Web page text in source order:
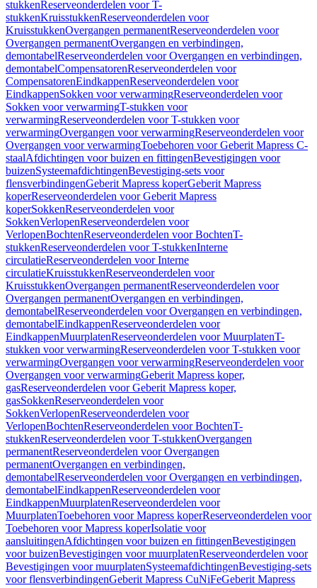
stukkenReserveonderdelen voor T-
stukkenKruisstukkenReserveonderdelen voor
KruisstukkenOvergangen permanentReserveonderdelen voor
Overgangen permanentOvergangen en verbindingen,
demontabelReserveonderdelen voor Overgangen en verbindingen,
demontabelCompensatorenReserveonderdelen voor
CompensatorenEindkappenReserveonderdelen voor
EindkappenSokken voor verwarmingReserveonderdelen voor
Sokken voor verwarmingT-stukken voor
verwarmingReserveonderdelen voor T-stukken voor
verwarmingOvergangen voor verwarmingReserveonderdelen voor
Overgangen voor verwarmingToebehoren voor Geberit Mapress C-
staalAfdichtingen voor buizen en fittingenBevestigingen voor
buizenSysteemafdichtingenBevestiging-sets voor
flensverbindingenGeberit Mapress koperGeberit Mapress
koperReserveonderdelen voor Geberit Mapress
koperSokkenReserveonderdelen voor
SokkenVerlopenReserveonderdelen voor
VerlopenBochtenReserveonderdelen voor BochtenT-
stukkenReserveonderdelen voor T-stukkenInterne
circulatieReserveonderdelen voor Interne
circulatieKruisstukkenReserveonderdelen voor
KruisstukkenOvergangen permanentReserveonderdelen voor
Overgangen permanentOvergangen en verbindingen,
demontabelReserveonderdelen voor Overgangen en verbindingen,
demontabelEindkappenReserveonderdelen voor
EindkappenMuurplatenReserveonderdelen voor MuurplatenT-
stukken voor verwarmingReserveonderdelen voor T-stukken voor
verwarmingOvergangen voor verwarmingReserveonderdelen voor
Overgangen voor verwarmingGeberit Mapress koper,
gasReserveonderdelen voor Geberit Mapress koper,
gasSokkenReserveonderdelen voor
SokkenVerlopenReserveonderdelen voor
VerlopenBochtenReserveonderdelen voor BochtenT-
stukkenReserveonderdelen voor T-stukkenOvergangen
permanentReserveonderdelen voor Overgangen
permanentOvergangen en verbindingen,
demontabelReserveonderdelen voor Overgangen en verbindingen,
demontabelEindkappenReserveonderdelen voor
EindkappenMuurplatenReserveonderdelen voor
MuurplatenToebehoren voor Mapress koperReserveonderdelen voor
Toebehoren voor Mapress koperIsolatie voor
aansluitingenAfdichtingen voor buizen en fittingenBevestigingen
voor buizenBevestigingen voor muurplatenReserveonderdelen voor
Bevestigingen voor muurplatenSysteemafdichtingenBevestiging-sets
voor flensverbindingenGeberit Mapress CuNiFeGeberit Mapress